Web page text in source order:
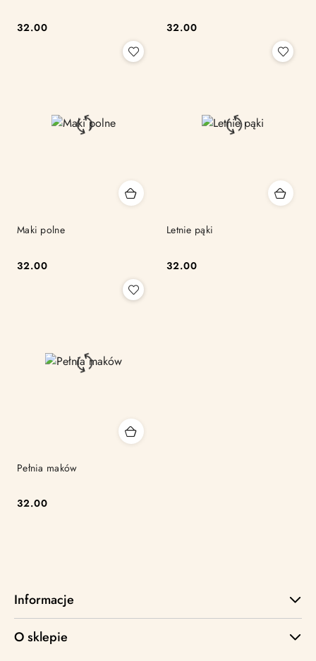
Cena:
32.00 Cena:
32.00
Maki polne
Cena:
32.00
Letnie pąki
Cena:
32.00
Pełnia maków
Cena:
32.00
Informacje
O sklepie